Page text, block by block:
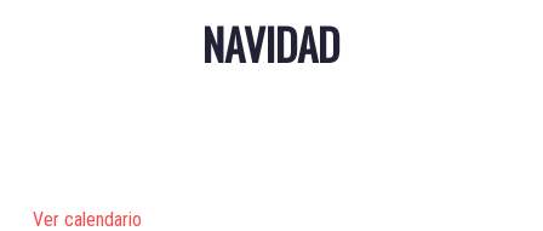
NAVIDAD
Ver calendario